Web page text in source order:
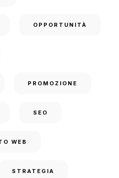
OPPORTUNITÀ
PROMOZIONE
SEO
WEB
STRATEGIA